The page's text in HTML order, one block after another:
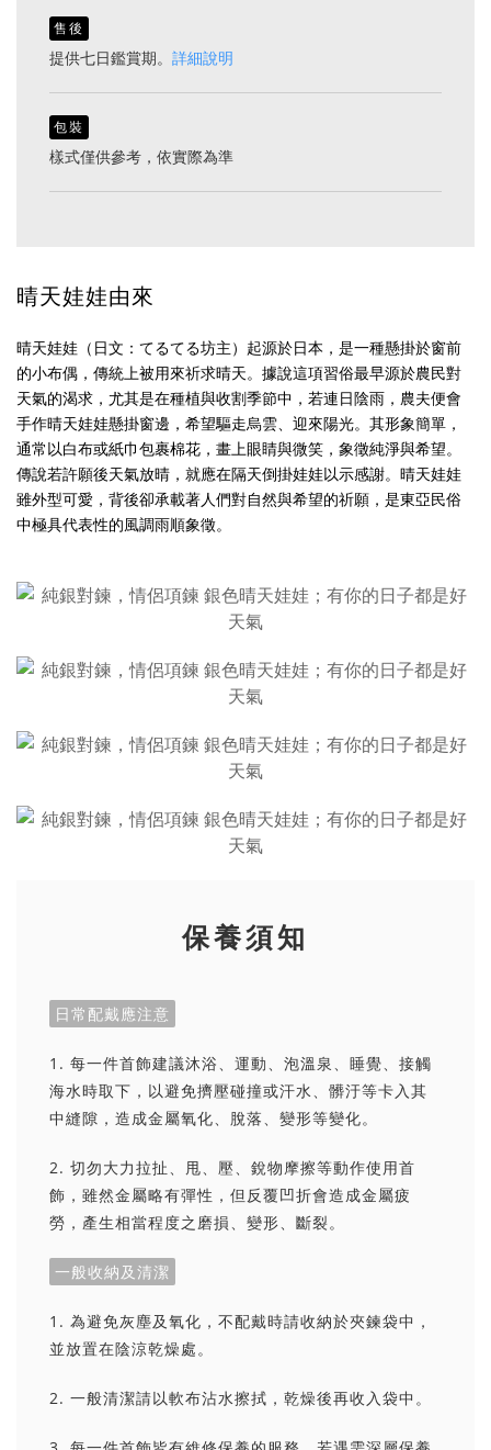
售後
提供七日鑑賞期。 詳細說明
包裝
樣式僅供參考，依實際為準
晴天娃娃由來
晴天娃娃（日文：てるてる坊主）起源於日本，是一種懸掛於窗前
的小布偶，傳統上被用來祈求晴天。據說這項習俗最早源於農民對
天氣的渴求，尤其是在種植與收割季節中，若連日陰雨，農夫便會
手作晴天娃娃懸掛窗邊，希望驅走烏雲、迎來陽光。其形象簡單，
通常以白布或紙巾包裹棉花，畫上眼睛與微笑，象徵純淨與希望。
傳說若許願後天氣放晴，就應在隔天倒掛娃娃以示感謝。晴天娃娃
雖外型可愛，背後卻承載著人們對自然與希望的祈願，是東亞民俗
中極具代表性的風調雨順象徵。
保養須知
日常配戴應注意
1. 每一件首飾建議沐浴、運動、泡溫泉、睡覺、接觸
海水時取下，以避免擠壓碰撞或汗水、髒汙等卡入其
中縫隙，造成金屬氧化、脫落、變形等變化。
2. 切勿大力拉扯、甩、壓、銳物摩擦等動作使用首
飾，雖然金屬略有彈性，但反覆凹折會造成金屬疲
勞，產生相當程度之磨損、變形、斷裂。
一般收納及清潔
1. 為避免灰塵及氧化，不配戴時請收納於夾鍊袋中，
並放置在陰涼乾燥處。
2. 一般清潔請以軟布沾水擦拭，乾燥後再收入袋中。